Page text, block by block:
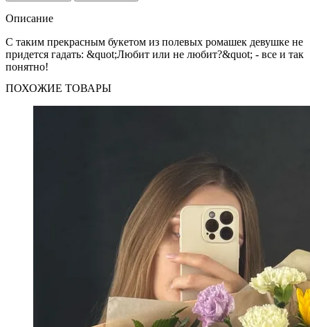
Описание
С таким прекрасным букетом из полевых ромашек девушке не
придется гадать: &quot;Любит или не любит?&quot; - все и так
понятно!
ПОХОЖИЕ ТОВАРЫ